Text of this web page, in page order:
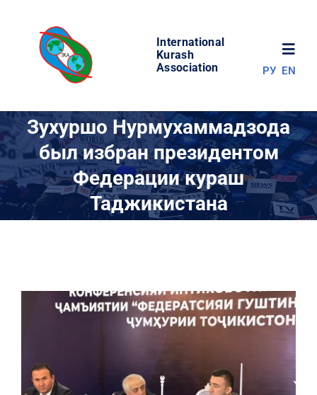
content
International
Kurash
Association
МИР КУРАША
ОБ АССОЦИАЦИИ
РЕЗУЛЬТАТЫ
РУ EN
Зухуршо Нурмухаммадзода
был избран президентом
Федерации кураш
Таджикистана